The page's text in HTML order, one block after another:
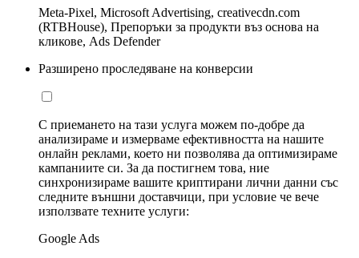
Meta-Pixel, Microsoft Advertising, creativecdn.com
(RTBHouse), Препоръки за продукти въз основа на
кликове, Ads Defender
Разширено проследяване на конверсии
С приемането на тази услуга можем по-добре да
анализираме и измерваме ефективността на нашите
онлайн реклами, което ни позволява да оптимизираме
кампаниите си. За да постигнем това, ние
синхронизираме вашите криптирани лични данни със
следните външни доставчици, при условие че вече
използвате техните услуги:
Google Ads